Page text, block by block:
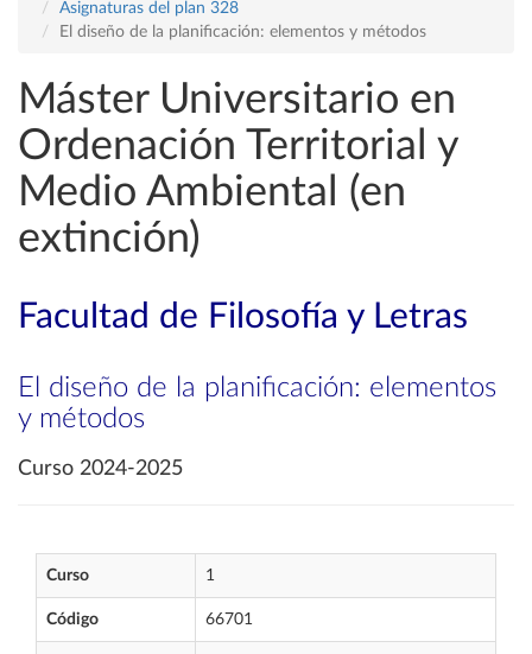
Asignaturas del plan 328
El diseño de la planificación: elementos y métodos
Máster Universitario en
Ordenación Territorial y
Medio Ambiental (en
extinción)
Facultad de Filosofía y Letras
El diseño de la planificación: elementos
y métodos
Curso 2024-2025
Curso 1
Código 66701